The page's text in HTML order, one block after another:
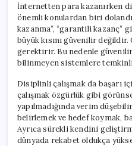
İnternetten para kazanırken
önemli konulardan biri
kazanma”, “garantili kazanç”
büyük kısmı güvenilir
gerektirir. Bu nedenle
bilinmeyen sistemlere temkinli
Disiplinli çalışmak da başarı
çalışmak özgürlük gibi
yapılmadığında verim
belirlemek ve hedef koymak,
Ayrıca sürekli kendini
dünyada rekabet oldukça